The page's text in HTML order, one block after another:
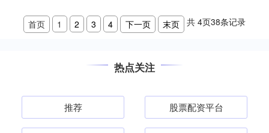
首页 1 2 3 4 下一页 末页 共4页38条记录
热点关注
推荐 股票配资平台